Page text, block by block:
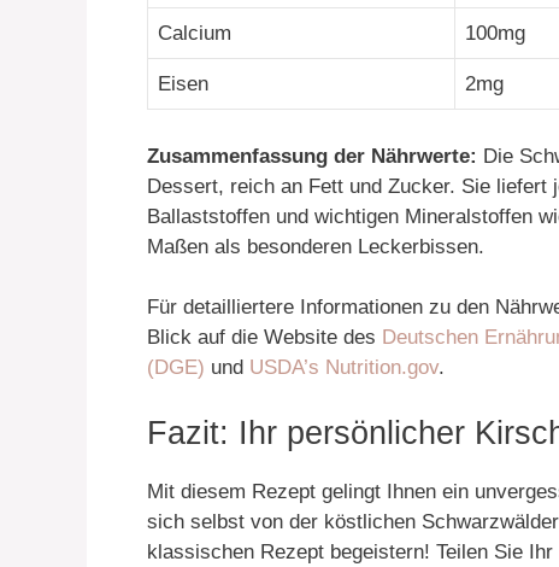
Calcium 100mg
Eisen 2mg
Zusammenfassung der Nährwerte: Die
Dessert, reich an Fett und Zucker. Sie liefert
Ballaststoffen und wichtigen Mineralstoffen
Maßen als besonderen Leckerbissen.
Für detailliertere Informationen zu den
Blick auf die Website des Deutschen
(DGE) und USDA’s Nutrition.gov.
Fazit: Ihr persönlicher
Mit diesem Rezept gelingt Ihnen ein
sich selbst von der köstlichen
klassischen Rezept begeistern! Teilen Sie